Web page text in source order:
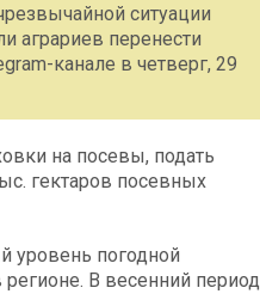
ситуации
аграриев перенести
канале в четверг, 29
на посевы, подать
гектаров посевных
уровень погодной
регионе. В весенний период